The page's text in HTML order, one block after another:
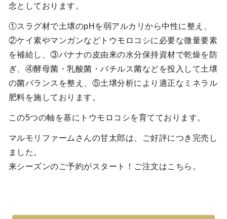
念としております。
①スラグ材で土壌のpHを弱アルカリから中性に整え、
②ケイ素やマンガンなどトウモロコシに必要な微量要素
を補給し、③バナナの皮由来の水分保持資材で乾燥を防
ぎ、④酵母菌・乳酸菌・バチルス菌などを投入して土壌
の菌バランスを整え、⑤土壌分析により適正なミネラル
肥料を施しております。
この5つの軸を基にトウモロコシを育てております。
マルモリファームさんの甘太郎は、ご好評につき完売し
ました。
来シーズンのご予約がスタート！ご注文はこちら。